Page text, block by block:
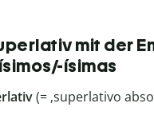
mit der
ísimas
(= ‚superlativo